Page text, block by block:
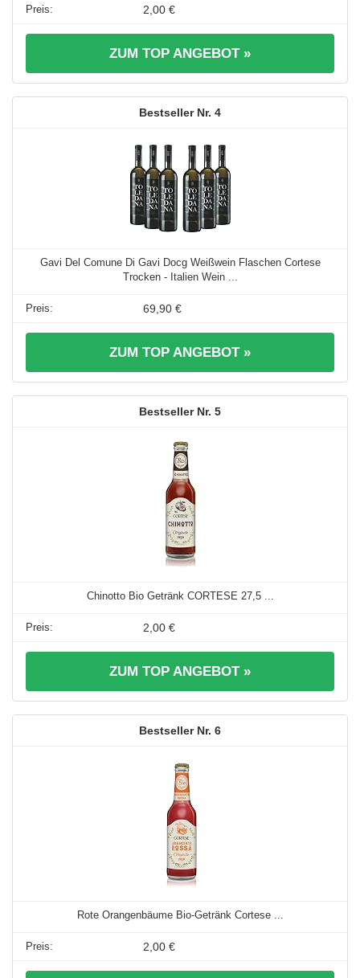
2,00 €
ZUM TOP ANGEBOT »
4
Gavi Del Comune Di Gavi Docg Weißwein Flaschen Cortese
Trocken - Italien Wein ...
69,90 €
ZUM TOP ANGEBOT »
5
Chinotto Bio Getränk CORTESE 27,5 ...
2,00 €
ZUM TOP ANGEBOT »
6
Rote Orangenbäume Bio-Getränk Cortese ...
2,00 €